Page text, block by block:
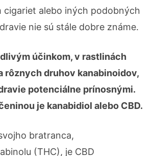
cigariet alebo iných podobných
nie sú stále dobre známe.
účinkom, v rastlinách
rôznych druhov kanabinoidov,
potenciálne prínosnými.
je kanabidiol alebo CBD.
bratranca,
(THC), je CBD